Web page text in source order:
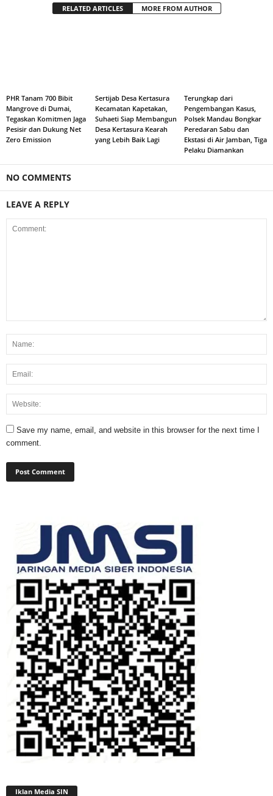
RELATED ARTICLES MORE FROM AUTHOR
PHR Tanam 700 Bibit
Mangrove di Dumai,
Tegaskan Komitmen Jaga
Pesisir dan Dukung Net
Zero Emission
Sertijab Desa Kertasura
Kecamatan Kapetakan,
Suhaeti Siap Membangun
Desa Kertasura Kearah
yang Lebih Baik Lagi
Terungkap dari
Pengembangan Kasus,
Polsek Mandau Bongkar
Peredaran Sabu dan
Ekstasi di Air Jamban, Tiga
Pelaku Diamankan
NO COMMENTS
LEAVE A REPLY
Save my name, email, and website in this browser for the next time I
comment.
Iklan Media SIN